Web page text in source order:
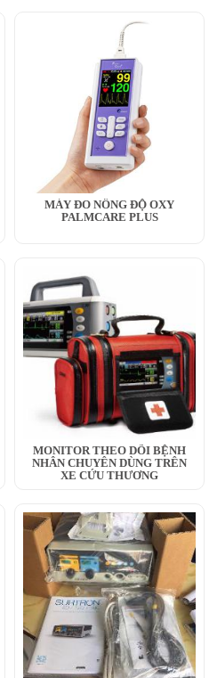
MÁY ĐO NỒNG ĐỘ OXY
PALMCARE PLUS
MONITOR THEO DÕI BỆNH
NHÂN CHUYÊN DÙNG TRÊN
XE CỨU THƯƠNG